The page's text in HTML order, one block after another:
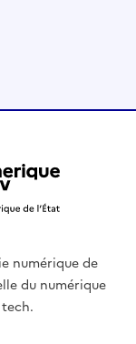
numérique de
du numérique